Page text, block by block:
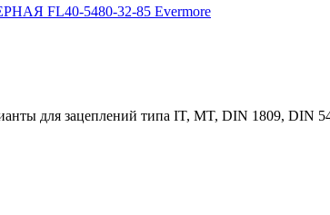
для зацеплений типа IT, MT, DIN 1809, DIN